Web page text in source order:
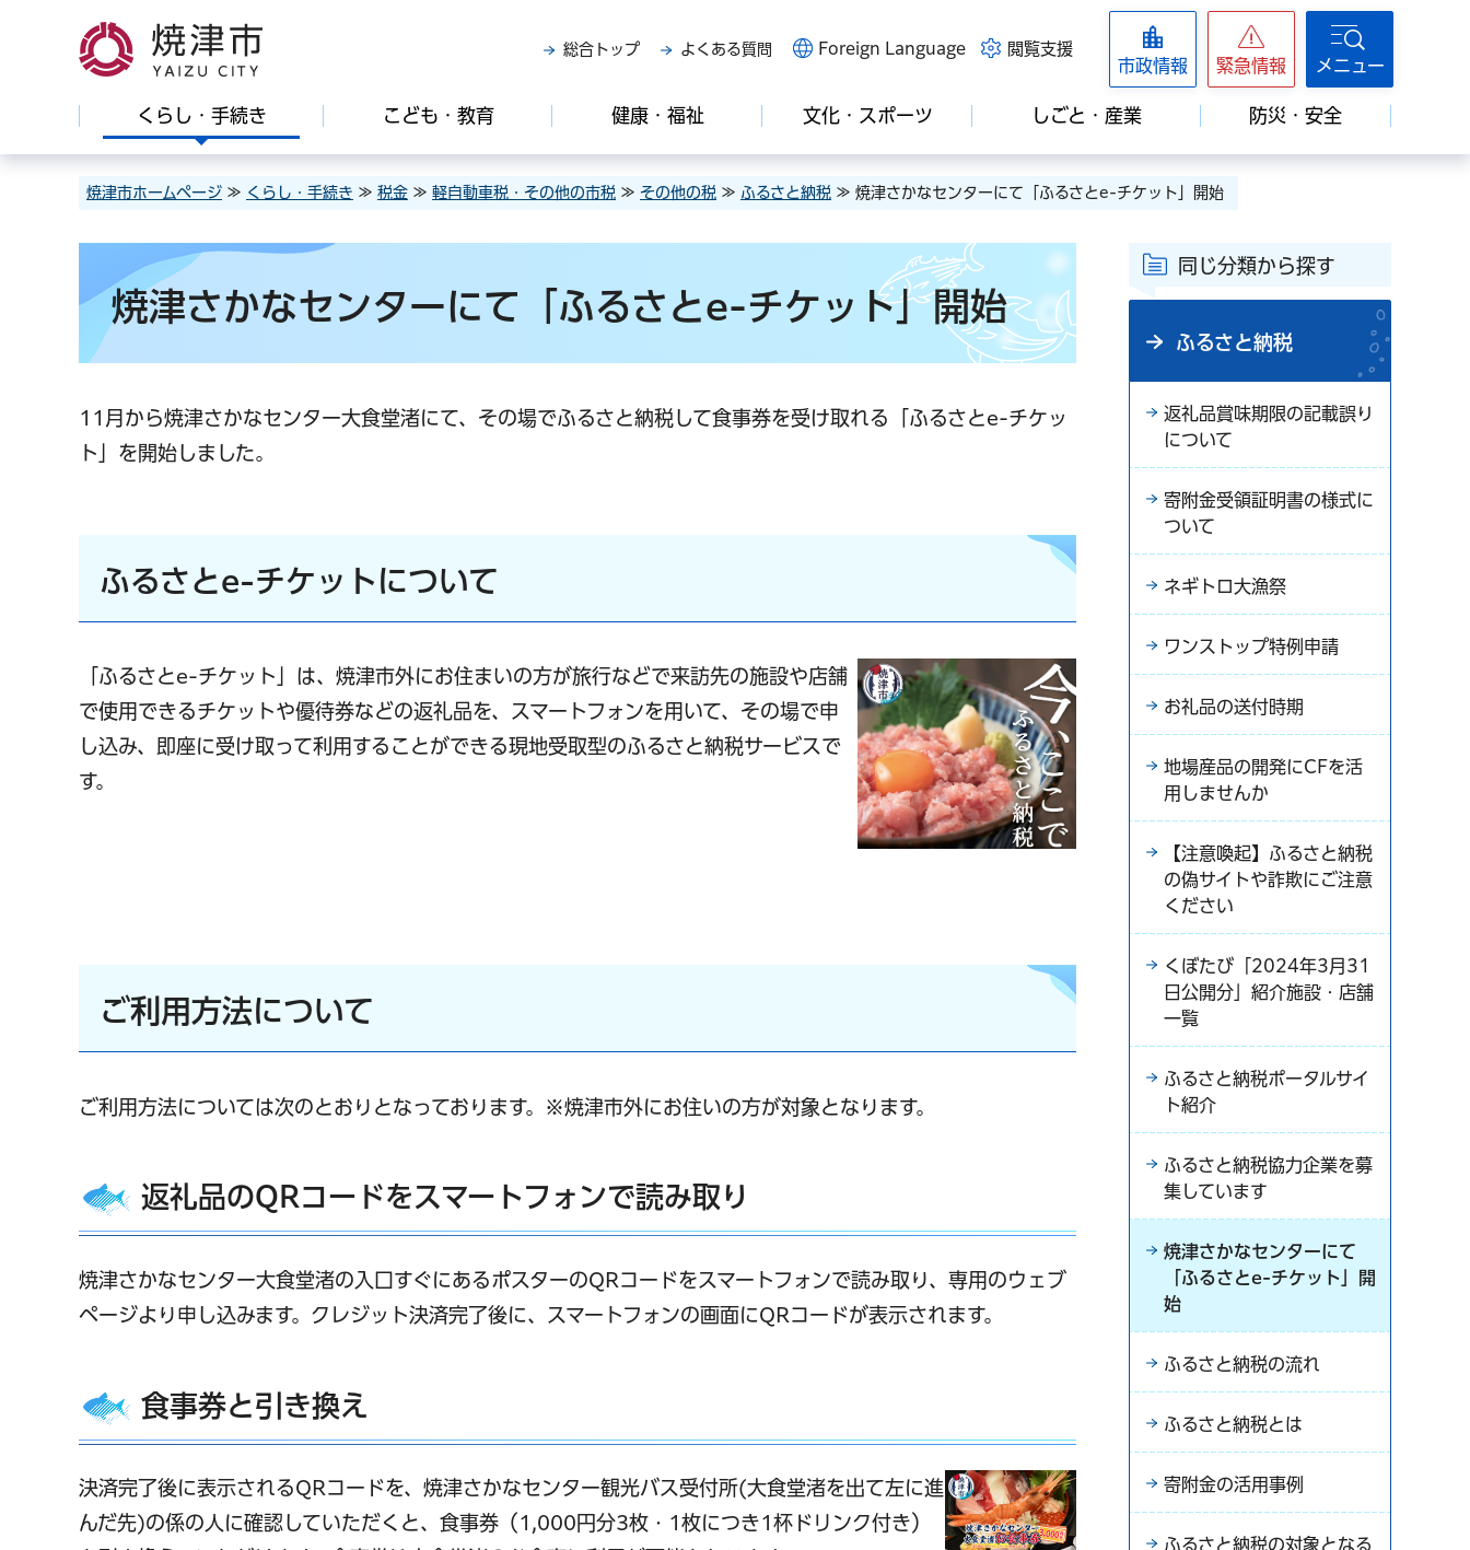
焼津市
総合トップ よくある質問 Foreign Language 閲覧支援
市政情報 緊急情報 メニュー
くらし・手続き こども・教育 健康・福祉 文化・スポーツ しごと・産業 防災・安全
焼津市ホームページ ≫ くらし・手続き ≫ 税金 ≫ 軽自動車税・その他の市税 ≫ その他の税 ≫ ふるさと納税 ≫ 焼津さかなセンターにて「ふるさとe-チケット」開始
焼津さかなセンターにて「ふるさとe-チケット」開始
11月から焼津さかなセンター大食堂渚にて、その場でふるさと納税して食事券を受け取れる「ふるさとe-チケッ
ト」を開始しました。
ふるさとe-チケットについて
「ふるさとe-チケット」は、焼津市外にお住まいの方が旅行などで来訪先の施設や店舗
で使用できるチケットや優待券などの返礼品を、スマートフォンを用いて、その場で申
し込み、即座に受け取って利用することができる現地受取型のふるさと納税サービスで
す。
ご利用方法について
ご利用方法については次のとおりとなっております。※焼津市外にお住いの方が対象となります。
返礼品のQRコードをスマートフォンで読み取り
焼津さかなセンター大食堂渚の入口すぐにあるポスターのQRコードをスマートフォンで読み取り、専用のウェブ
ページより申し込みます。クレジット決済完了後に、スマートフォンの画面にQRコードが表示されます。
食事券と引き換え
決済完了後に表示されるQRコードを、焼津さかなセンター観光バス受付所(大食堂渚を出て左に進
んだ先)の係の人に確認していただくと、食事券（1,000円分3枚・1枚につき1杯ドリンク付き）
同じ分類から探す
ふるさと納税
返礼品賞味期限の記載誤り
について
寄附金受領証明書の様式に
ついて
ネギトロ大漁祭
ワンストップ特例申請
お礼品の送付時期
地場産品の開発にCFを活
用しませんか
【注意喚起】ふるさと納税
の偽サイトや詐欺にご注意
ください
くぼたび「2024年3月31
日公開分」紹介施設・店舗
一覧
ふるさと納税ポータルサイ
ト紹介
ふるさと納税協力企業を募
集しています
焼津さかなセンターにて
「ふるさとe-チケット」開
始
ふるさと納税の流れ
ふるさと納税とは
寄附金の活用事例
ふるさと納税の対象となる